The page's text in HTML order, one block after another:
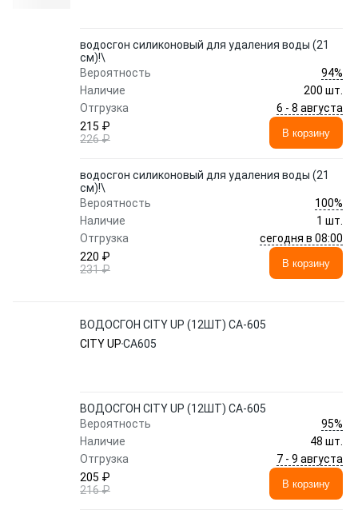
водосгон силиконовый для удаления воды (21
см)!\
Вероятность
94%
Наличие
200 шт.
Отгрузка
6 - 8 августа
215 ₽
226 ₽
В корзину
водосгон силиконовый для удаления воды (21
см)!\
Вероятность
100%
Наличие
1 шт.
Отгрузка
сегодня в 08:00
220 ₽
231 ₽
В корзину
ВОДОСГОН CITY UP (12ШТ) CA-605
CITY UPCA605
ВОДОСГОН CITY UP (12ШТ) CA-605
Вероятность
95%
Наличие
48 шт.
Отгрузка
7 - 9 августа
205 ₽
216 ₽
В корзину